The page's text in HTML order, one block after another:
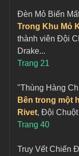
Đèn Mỏ Biến
Trong Khu Mỏ
thành viên Đội
Drake...
Trang 21
"Thùng Hàng
Bên trong một
Rivet, Đội
Trang 40
Truy Vết Chiến